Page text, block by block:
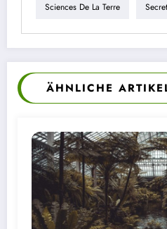
Sciences De La Terre
ÄHNLICHE